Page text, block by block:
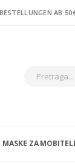
AB
MASKE ZA